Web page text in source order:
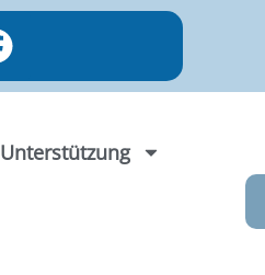
Unterstützung